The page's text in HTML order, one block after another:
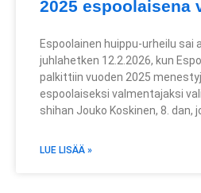
2025 espoolaisena
Espoolainen huippu-urheilu sai
juhlahetken 12.2.2026, kun
palkittiin vuoden 2025
espoolaiseksi valmentajaksi
shihan Jouko Koskinen, 8. dan,
LUE LISÄÄ »